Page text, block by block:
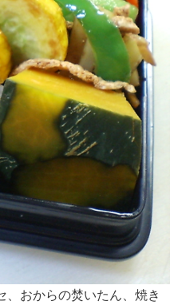
、おからの焚いたん、焼き